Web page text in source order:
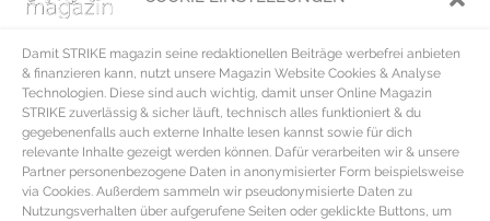
Damit STRIKE magazin seine redaktionellen Beiträge werbefrei anbieten
& finanzieren kann, nutzt unsere Magazin Website Cookies & Analyse
Technologien. Diese sind auch wichtig, damit unser Online Magazin
STRIKE zuverlässig & sicher läuft, technisch alles funktioniert & du
gegebenenfalls auch externe Inhalte lesen kannst sowie für dich
relevante Inhalte gezeigt werden können. Dafür verarbeiten wir & unsere
Partner personenbezogene Daten in anonymisierter Form beispielsweise
via Cookies. Außerdem sammeln wir pseudonymisierte Daten zu
Nutzungsverhalten über aufgerufene Seiten oder geklickte Buttons, um